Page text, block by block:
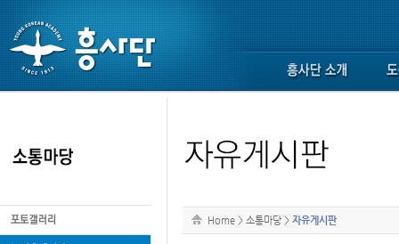
Home > 소통마당 > 자유게시판